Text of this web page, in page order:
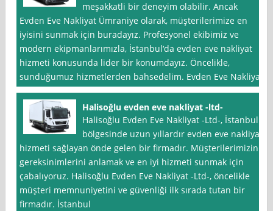
meşakkatli bir deneyim olabilir. Ancak
Evden Eve Nakliyat Ümraniye olarak, müşterilerimize en
iyisini sunmak için buradayız. Profesyonel ekibimiz ve
modern ekipmanlarımızla, İstanbul‘da evden eve nakliyat
hizmeti konusunda lider bir konumdayız. Öncelikle,
sunduğumuz hizmetlerden bahsedelim. Evden Eve Nakliyat
Halisoğlu evden eve nakliyat -ltd-
Halisoğlu Evden Eve Nakliyat -Ltd-, İstanbul
bölgesinde uzun yıllardır evden eve nakliyat
hizmeti sağlayan önde gelen bir firmadır. Müşterilerimizin
gereksinimlerini anlamak ve en iyi hizmeti sunmak için
çabalıyoruz. Halisoğlu Evden Eve Nakliyat -Ltd-, öncelikle
müşteri memnuniyetini ve güvenliği ilk sırada tutan bir
firmadır. İstanbul